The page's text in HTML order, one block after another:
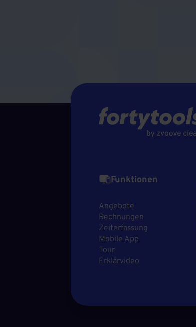
Funktionen
Angebote
Rechnungen
Zeiterfassung
Mobile App
Tour
Erklärvideo